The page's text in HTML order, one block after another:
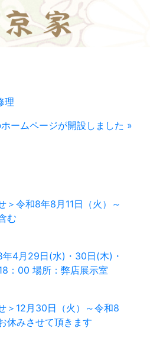
理
ームページが開設しました »
＞令和8年8月11日（火）～
む
年4月29日(水)・30日(木)・
：00 場所：弊店展示室
＞12月30日（火）～令和8
休みさせて頂きます